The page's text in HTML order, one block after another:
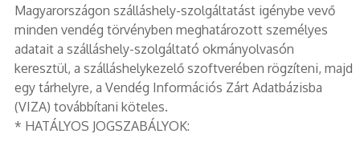
Magyarországon szálláshely-szolgáltatást igénybe vevő
minden vendég törvényben meghatározott személyes
adatait a szálláshely-szolgáltató okmányolvasón
keresztül, a szálláshelykezelő szoftverében rögzíteni, majd
egy tárhelyre, a Vendég Információs Zárt Adatbázisba
(VIZA) továbbítani köteles.
* HATÁLYOS JOGSZABÁLYOK: